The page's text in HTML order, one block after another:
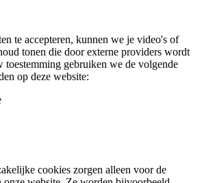
te accepteren, kunnen we je video's of
tonen die door externe providers wordt
toestemming gebruiken we de volgende
op deze website:
cookies zorgen alleen voor de